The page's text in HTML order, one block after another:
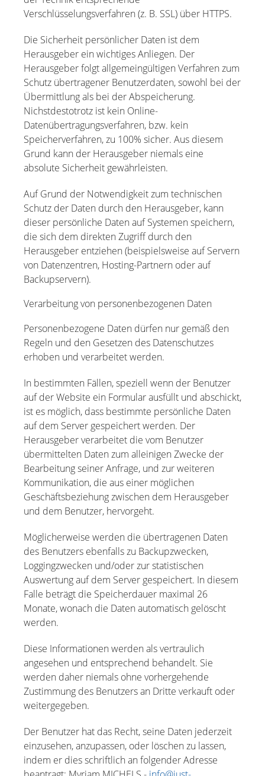
Verschlüsselungsverfahren (z. B. SSL) über HTTPS.
Die Sicherheit persönlicher Daten ist dem
Herausgeber ein wichtiges Anliegen. Der
Herausgeber folgt allgemeingültigen Verfahren zum
Schutz übertragener Benutzerdaten, sowohl bei der
Übermittlung als bei der Abspeicherung.
Nichstdestotrotz ist kein Online-
Datenübertragungsverfahren, bzw. kein
Speicherverfahren, zu 100% sicher. Aus diesem
Grund kann der Herausgeber niemals eine
absolute Sicherheit gewährleisten.
Auf Grund der Notwendigkeit zum technischen
Schutz der Daten durch den Herausgeber, kann
dieser persönliche Daten auf Systemen speichern,
die sich dem direkten Zugriff durch den
Herausgeber entziehen (beispielsweise auf Servern
von Datenzentren, Hosting-Partnern oder auf
Backupservern).
Verarbeitung von personenbezogenen Daten
Personenbezogene Daten dürfen nur gemäß den
Regeln und den Gesetzen des Datenschutzes
erhoben und verarbeitet werden.
In bestimmten Fällen, speziell wenn der Benutzer
auf der Website ein Formular ausfüllt und abschickt,
ist es möglich, dass bestimmte persönliche Daten
auf dem Server gespeichert werden. Der
Herausgeber verarbeitet die vom Benutzer
übermittelten Daten zum alleinigen Zwecke der
Bearbeitung seiner Anfrage, und zur weiteren
Kommunikation, die aus einer möglichen
Geschäftsbeziehung zwischen dem Herausgeber
und dem Benutzer, hervorgeht.
Möglicherweise werden die übertragenen Daten
des Benutzers ebenfalls zu Backupzwecken,
Loggingzwecken und/oder zur statistischen
Auswertung auf dem Server gespeichert. In diesem
Falle beträgt die Speicherdauer maximal 26
Monate, wonach die Daten automatisch gelöscht
werden.
Diese Informationen werden als vertraulich
angesehen und entsprechend behandelt. Sie
werden daher niemals ohne vorhergehende
Zustimmung des Benutzers an Dritte verkauft oder
weitergegeben.
Der Benutzer hat das Recht, seine Daten jederzeit
einzusehen, anzupassen, oder löschen zu lassen,
indem er dies schriftlich an folgender Adresse